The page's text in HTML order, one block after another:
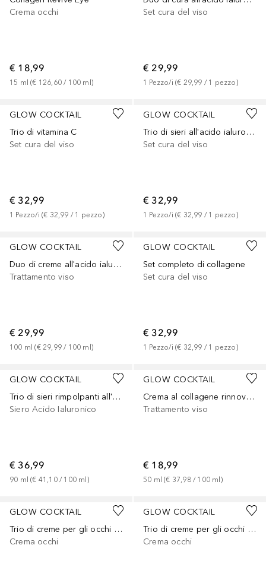
Crema occhi
€ 18,99
15 ml (€ 126,60 / 100 ml)
Set cura del viso
€ 29,99
1 Pezzo/i (€ 29,99 / 1 pezzo)
GLOW COCKTAIL
Trio di vitamina C
Set cura del viso
€ 32,99
1 Pezzo/i (€ 32,99 / 1 pezzo)
GLOW COCKTAIL
Trio di sieri all'acido ialuronico
Set cura del viso
€ 32,99
1 Pezzo/i (€ 32,99 / 1 pezzo)
GLOW COCKTAIL
Duo di creme all'acido ialuronico
Trattamento viso
€ 29,99
100 ml (€ 29,99 / 100 ml)
GLOW COCKTAIL
Set completo di collagene
Set cura del viso
€ 32,99
1 Pezzo/i (€ 32,99 / 1 pezzo)
GLOW COCKTAIL
Trio di sieri rimpolpanti all'acido ialuronico
Siero Acido Ialuronico
€ 36,99
90 ml (€ 41,10 / 100 ml)
GLOW COCKTAIL
Crema al collagene rinnovante
Trattamento viso
€ 18,99
50 ml (€ 37,98 / 100 ml)
GLOW COCKTAIL
Trio di creme per gli occhi al collagene
Crema occhi
GLOW COCKTAIL
Trio di creme per gli occhi all'acido ialuronico
Crema occhi